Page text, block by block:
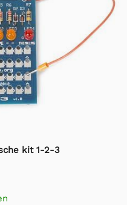
kit 1-2-3